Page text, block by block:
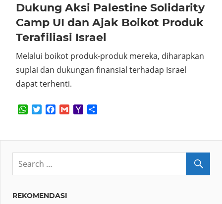
Dukung Aksi Palestine Solidarity
Camp UI dan Ajak Boikot Produk
Terafiliasi Israel
Melalui boikot produk-produk mereka, diharapkan
suplai dan dukungan finansial terhadap Israel
dapat terhenti.
WhatsApp
TwitterFacebook
GmailYahoo
REKOMENDASI